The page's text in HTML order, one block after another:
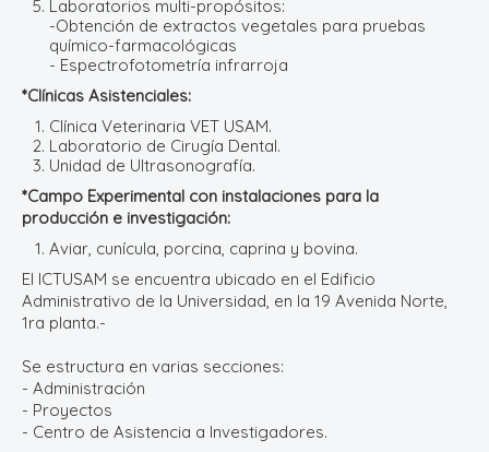
Laboratorios multi-propósitos:
-Obtención de extractos vegetales para pruebas
químico-farmacológicas
- Espectrofotometría infrarroja
*Clínicas Asistenciales:
Clínica Veterinaria VET USAM.
Laboratorio de Cirugía Dental.
Unidad de Ultrasonografía.
*Campo Experimental con instalaciones para la
producción e investigación:
Aviar, cunícula, porcina, caprina y bovina.
El ICTUSAM se encuentra ubicado en el Edificio
Administrativo de la Universidad, en la 19 Avenida Norte,
1ra planta.-
Se estructura en varias secciones:
- Administración
- Proyectos
- Centro de Asistencia a Investigadores.